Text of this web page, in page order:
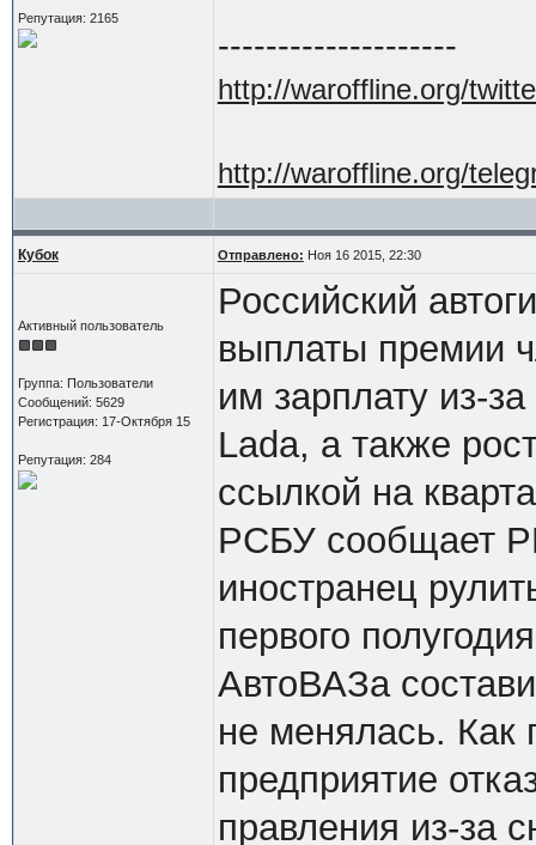
Репутация: 2165
--------------------
http://waroffline.org/
http://waroffline.org/
Кубок Отправлено: Ноя 16 2015, 22:30
Активный пользователь
Группа: Пользователи
Сообщений: 5629
Регистрация: 17-Октября 15
Репутация: 284
Российский
выплаты премии
им зарплату из-
Lada, а также
ссылкой на
РСБУ сообщает
иностранец
первого
АвтоВАЗа
не менялась. Как
предприятие
правления из-за